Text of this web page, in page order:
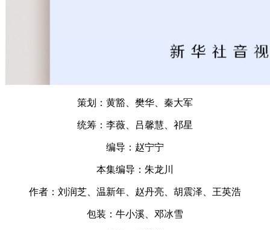
策划：黄豁、樊华、秦大军
统筹：李薇、吕馨慧、祁星
编导：赵宁宁
本集编导：朱龙川
作者：刘润芝、温新年、赵丹亮、胡震泽、王英浩
包装：牛小溪、邓冰雪